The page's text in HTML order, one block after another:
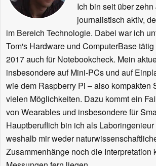
Ich bin seit über zehn
journalistisch aktiv,
im Bereich Technologie. Dabei war ich
Tom's Hardware und ComputerBase
2017 auch für Notebookcheck. Mein
insbesondere auf Mini-PCs und auf
wie dem Raspberry Pi – also kompakten
vielen Möglichkeiten. Dazu kommt ein
von Wearables und insbesondere für
Hauptberuflich bin ich als
weshalb mir weder
Zusammenhänge noch die Interpretation